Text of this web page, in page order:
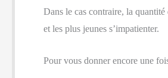
Dans le cas contraire, la
et les plus jeunes s’impatienter.
Pour vous donner encore une